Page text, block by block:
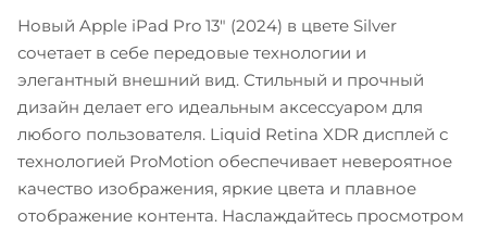
Новый Apple iPad Pro 13" (2024) в цвете Silver
сочетает в себе передовые технологии и
элегантный внешний вид. Стильный и прочный
дизайн делает его идеальным аксессуаром для
любого пользователя. Liquid Retina XDR дисплей с
технологией ProMotion обеспечивает невероятное
качество изображения, яркие цвета и плавное
отображение контента. Наслаждайтесь просмотром